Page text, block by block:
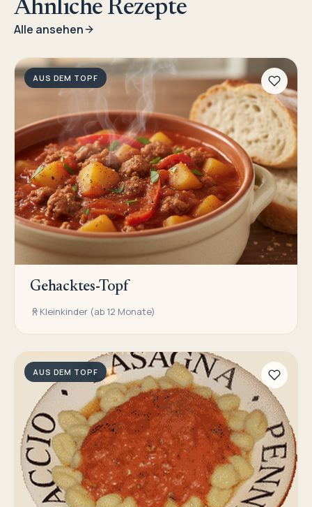
Ähnliche Rezepte
Alle ansehen
AUS DEM TOPF
Gehacktes-Topf
Kleinkinder (ab 12 Monate)
AUS DEM TOPF